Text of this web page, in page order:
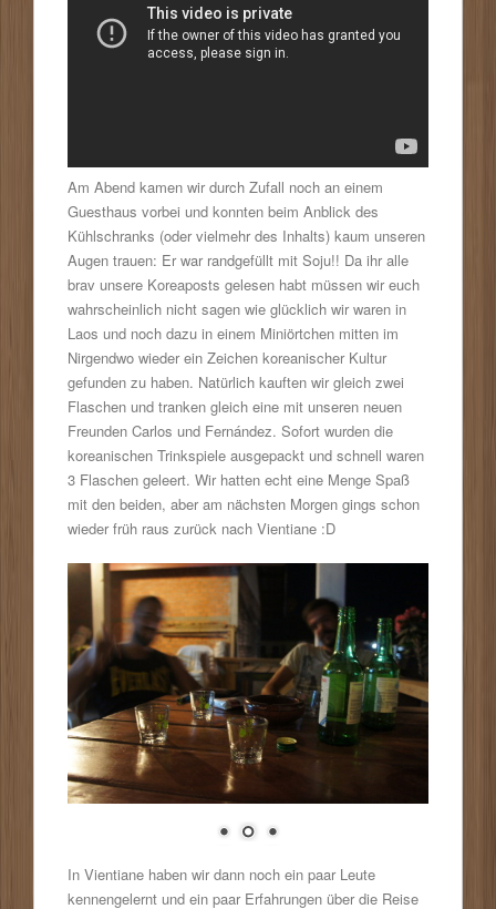
Am Abend kamen wir durch Zufall noch an einem
Guesthaus vorbei und konnten beim Anblick des
Kühlschranks (oder vielmehr des Inhalts) kaum unseren
Augen trauen: Er war randgefüllt mit Soju!! Da ihr alle
brav unsere Koreaposts gelesen habt müssen wir euch
wahrscheinlich nicht sagen wie glücklich wir waren in
Laos und noch dazu in einem Miniörtchen mitten im
Nirgendwo wieder ein Zeichen koreanischer Kultur
gefunden zu haben. Natürlich kauften wir gleich zwei
Flaschen und tranken gleich eine mit unseren neuen
Freunden Carlos und Fernández. Sofort wurden die
koreanischen Trinkspiele ausgepackt und schnell waren
3 Flaschen geleert. Wir hatten echt eine Menge Spaß
mit den beiden, aber am nächsten Morgen gings schon
wieder früh raus zurück nach Vientiane :D
In Vientiane haben wir dann noch ein paar Leute
kennengelernt und ein paar Erfahrungen über die Reise